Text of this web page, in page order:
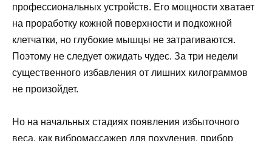
профессиональных устройств. Его мощности хватает
на проработку кожной поверхности и подкожной
клетчатки, но глубокие мышцы не затрагиваются.
Поэтому не следует ожидать чудес. За три недели
существенного избавления от лишних килограммов
не произойдет.
Но на начальных стадиях появления избыточного
веса, как вибромассажер для похудения, прибор